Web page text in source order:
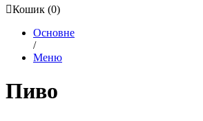
Кошик (0)
Основне
/
Меню
Пиво